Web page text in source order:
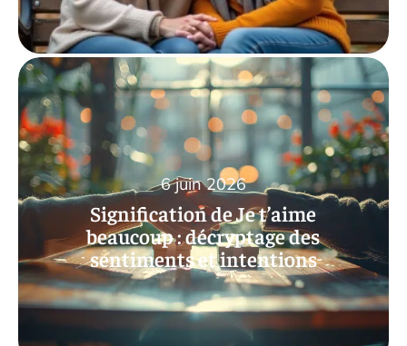
Signification de Je t’aime
beaucoup : décryptage des
sentiments et intentions
6 juin 2026